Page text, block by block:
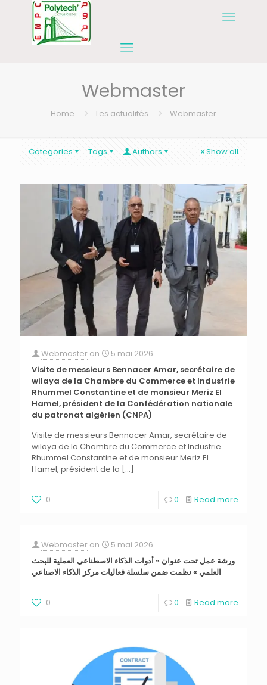
Webmaster
Home Les actualités Webmaster
Categories Tags Authors Show all
Webmaster on
5 mai 2026
Visite de messieurs Bennacer Amar, secrétaire de
wilaya de la Chambre du Commerce et Industrie
Rhummel Constantine et de monsieur Meriz El
Hamel, président de la Confédération nationale
du patronat algérien (CNPA)
Visite de messieurs Bennacer Amar, secrétaire de
wilaya de la Chambre du Commerce et Industrie
Rhummel Constantine et de monsieur Meriz El
Hamel, président de la […]
0 0 Read more
Webmaster on
5 mai 2026
ورشة عمل تحت عنوان « أدوات الذكاء الاصطناعي العملية للبحث
العلمي » نظمت ضمن سلسلة فعاليات مركز الذكاء الاصناعي
0 0 Read more